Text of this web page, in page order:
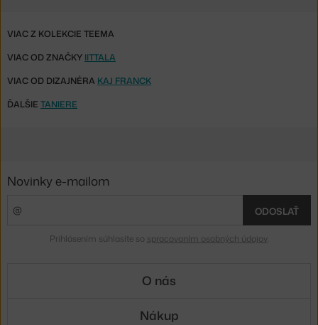
VIAC Z KOLEKCIE TEEMA
VIAC OD ZNAČKY IITTALA
VIAC OD DIZAJNÉRA KAJ FRANCK
ĎALŠIE TANIERE
Novinky e-mailom
ODOSLAŤ
Prihlásením súhlasíte so spracovaním osobných údajov.
O nás
Nákup